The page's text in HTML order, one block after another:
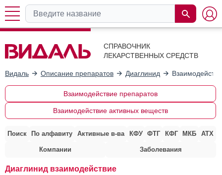
СПРАВОЧНИК
ЛЕКАРСТВЕННЫХ СРЕДСТВ
Видаль Описание препаратов Диаглинид
Взаимодействие препаратов
Взаимодействие активных веществ
Поиск По алфавиту Активные в-ва КФУ ФТГ КФГ МКБ АТХ
Компании Заболевания
Диаглинид взаимодействие